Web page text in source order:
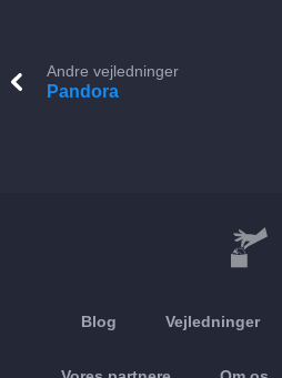
Andre vejledninger
Pandora
Blog Vejledninger